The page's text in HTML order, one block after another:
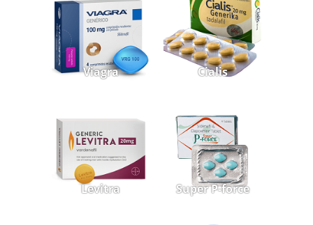
Viagra Cialis
Levitra Super P-force